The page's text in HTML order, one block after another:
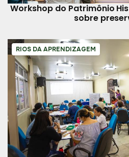
Workshop do Patrimônio
sobre
RIOS DA APRENDIZAGEM